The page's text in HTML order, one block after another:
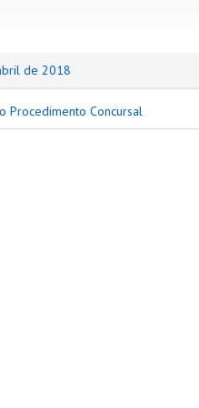
de 2018
Procedimento Concursal